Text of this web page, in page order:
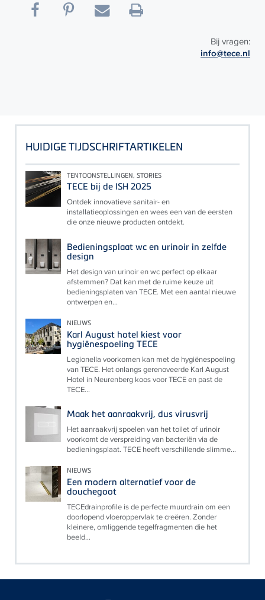
Bij vragen:
info@tece.nl
HUIDIGE TIJDSCHRIFTARTIKELEN
TENTOONSTELLINGEN, STORIES
TECE bij de ISH 2025
Ontdek innovatieve sanitair- en
installatieoplossingen en wees een van de eersten
die onze nieuwe producten ontdekt.
Bedieningsplaat wc en urinoir in zelfde
design
Het design van urinoir en wc perfect op elkaar
afstemmen? Dat kan met de ruime keuze uit
bedieningsplaten van TECE. Met een aantal nieuwe
ontwerpen en...
NIEUWS
Karl August hotel kiest voor
hygiënespoeling TECE
Legionella voorkomen kan met de hygiënespoeling
van TECE. Het onlangs gerenoveerde Karl August
Hotel in Neurenberg koos voor TECE en past de
TECE...
Maak het aanraakvrij, dus virusvrij
Het aanraakvrij spoelen van het toilet of urinoir
voorkomt de verspreiding van bacteriën via de
bedieningsplaat. TECE heeft verschillende slimme...
NIEUWS
Een modern alternatief voor de
douchegoot
TECEdrainprofile is de perfecte muurdrain om een
doorlopend vloeroppervlak te creëren. Zonder
kleinere, omliggende tegelfragmenten die het
beeld...